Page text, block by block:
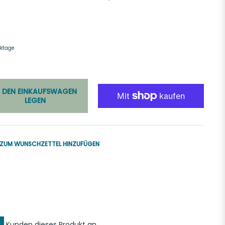
DEN EINKAUFSWAGEN
LEGEN
ZUM WUNSCHZETTEL HINZUFÜGEN